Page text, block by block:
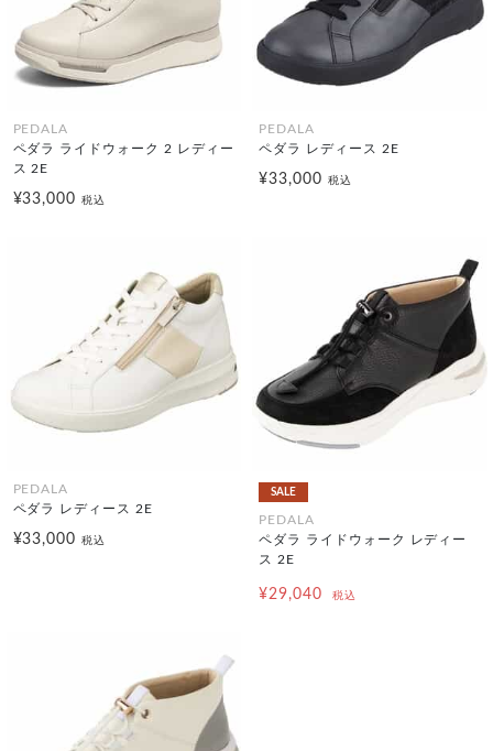
PEDALA
ペダラ ライドウォーク 2 レディー
ス 2E
¥33,000税込
PEDALA
ペダラ レディース 2E
¥33,000 税込
PEDALA
ペダラ レディース 2E
¥33,000税込
SALE
PEDALA
ペダラ ライドウォーク レディー
ス 2E
¥29,040 税込